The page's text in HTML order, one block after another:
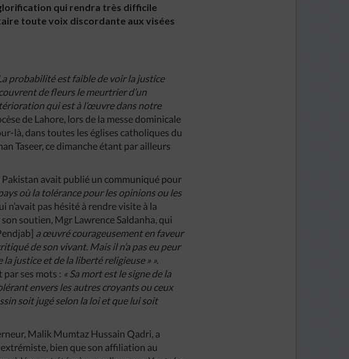
qui rendra très difficile
toute voix discordante aux visées
probabilité est faible de voir la justice
de fleurs le meurtrier d’un
qui est à l’œuvre dans notre
de Lahore, lors de la messe dominicale
là, dans toutes les églises catholiques du
Taseer, ce dimanche étant par ailleurs
Pakistan avait publié un communiqué pour
où la tolérance pour les opinions ou les
pas hésité à rendre visite à la
soutien, Mgr Lawrence Saldanha, qui
a œuvré courageusement en faveur
de son vivant. Mais il n’a pas eu peur
justice et de la liberté religieuse » ».
par ses mots : « Sa mort est le signe de la
envers les autres croyants ou ceux
soit jugé selon la loi et que lui soit
Malik Mumtaz Hussain Qadri, a
extrémiste, bien que son affiliation au